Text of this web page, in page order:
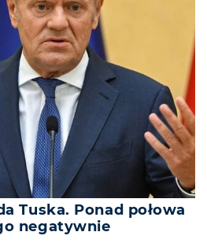
Tuska. Ponad połowa
negatywnie